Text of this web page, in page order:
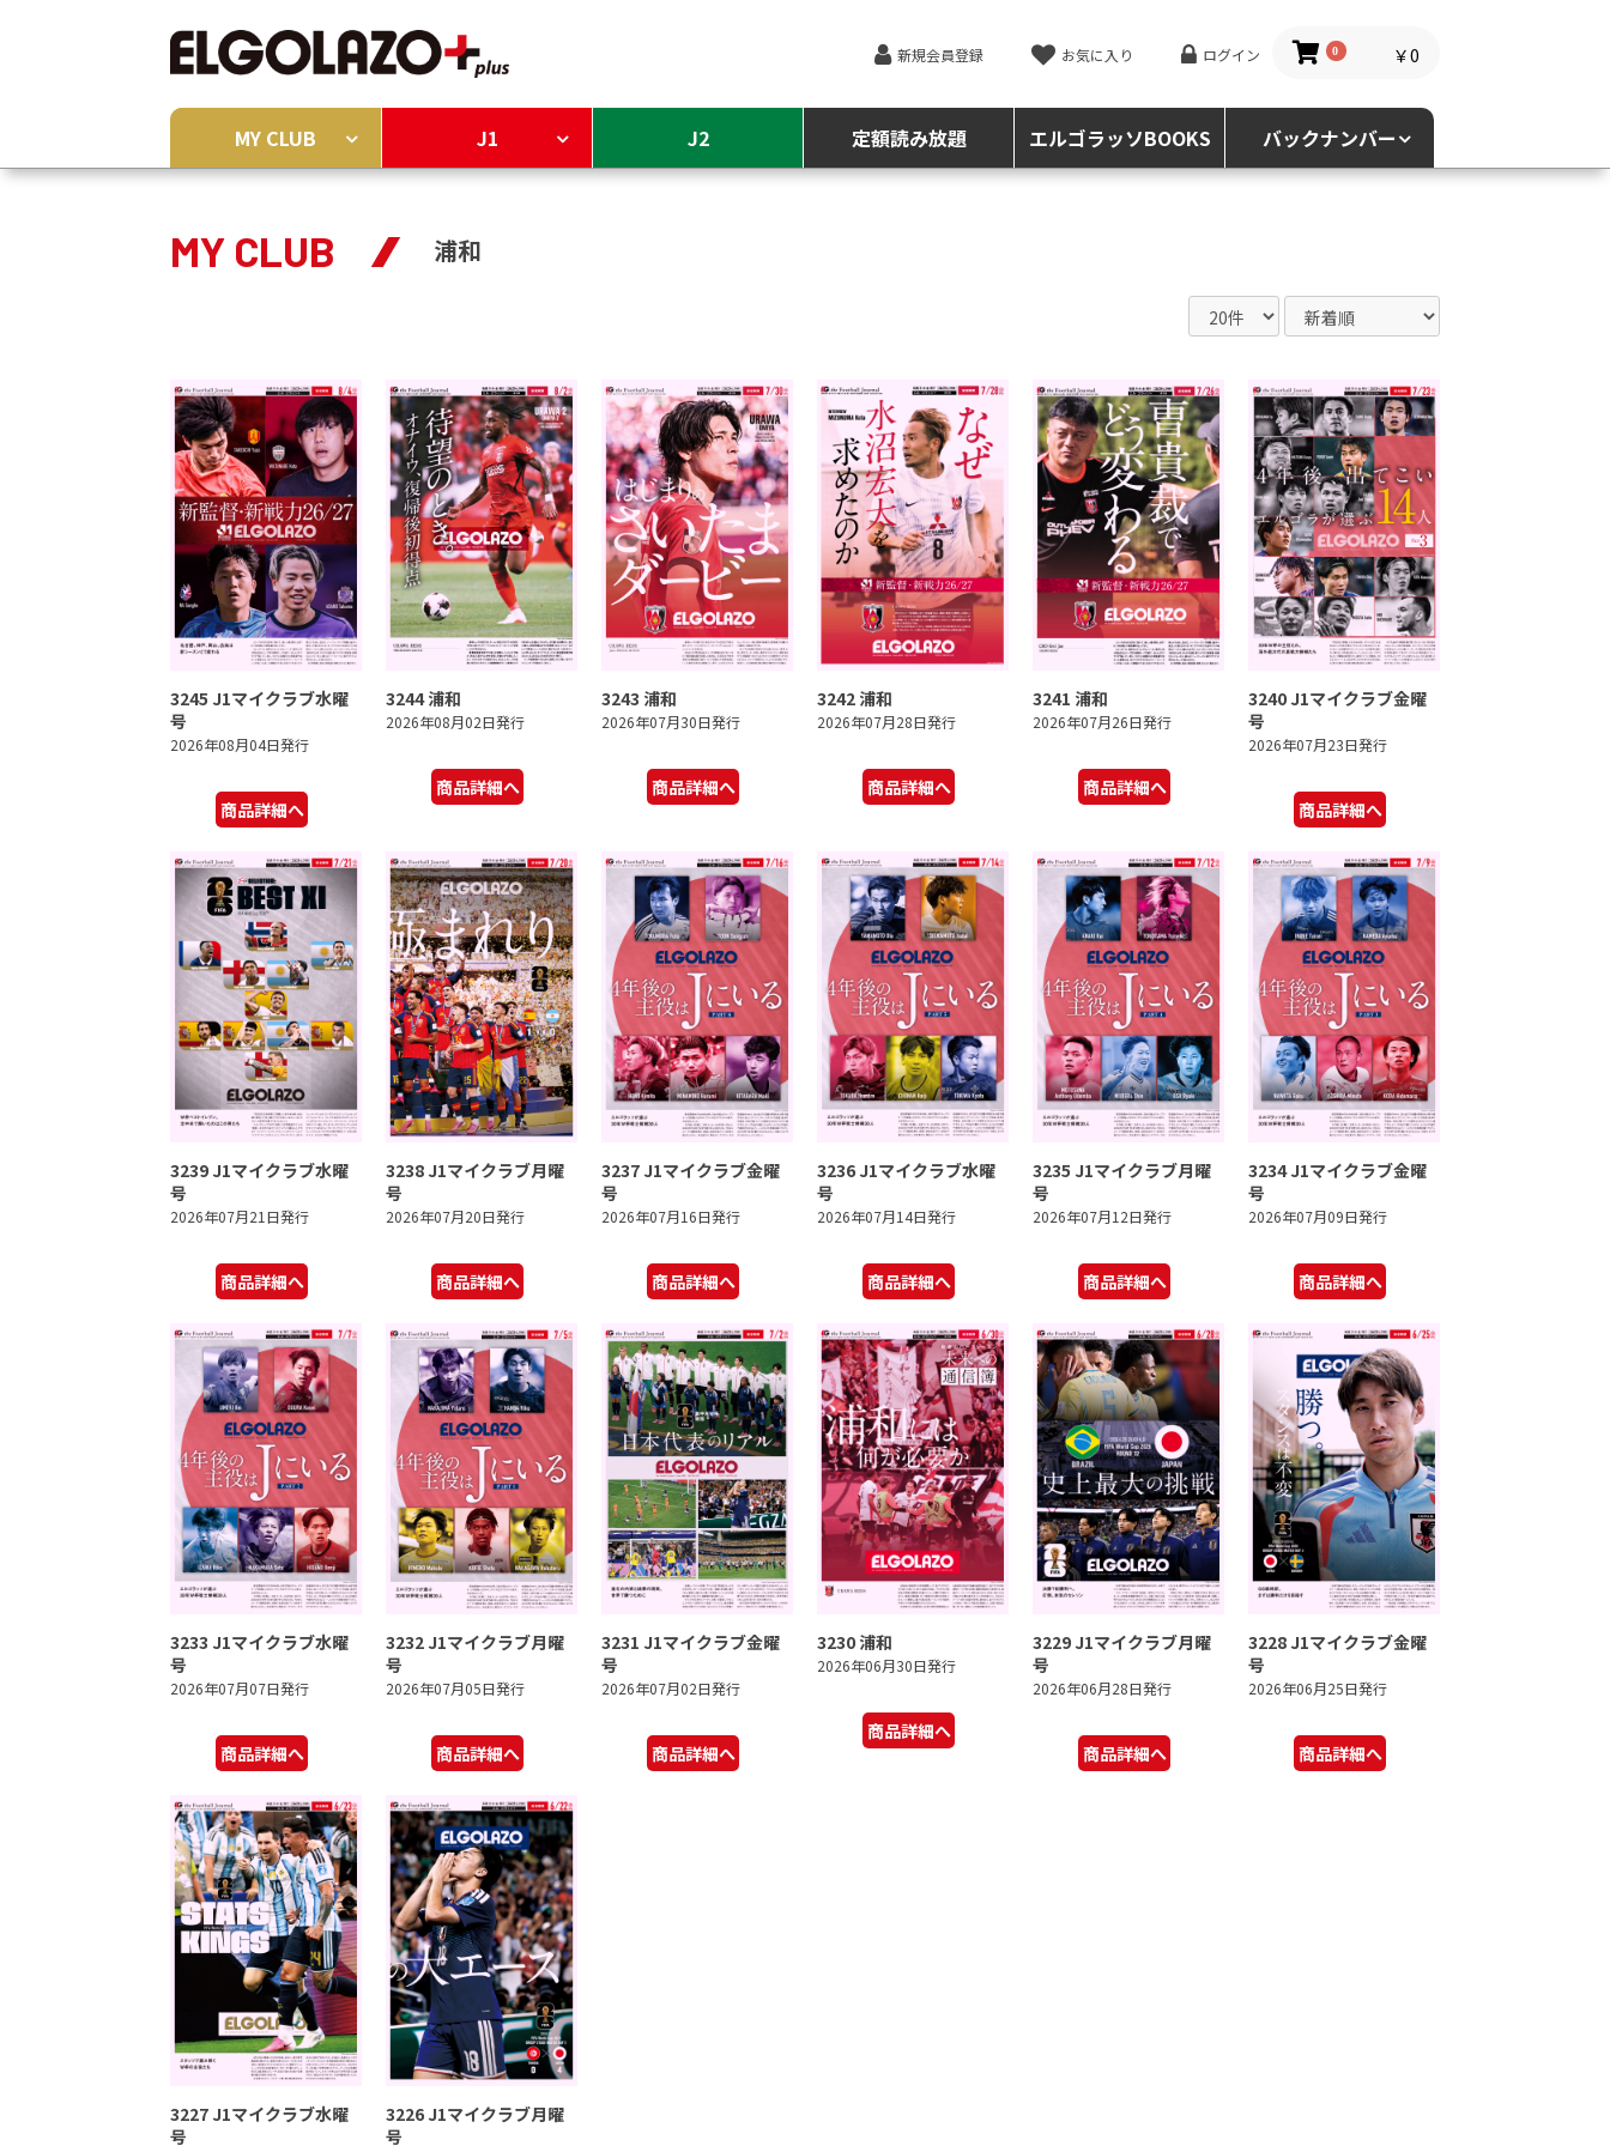
新規会員登録 お気に入り ログイン 0 ￥0
MY CLUB J1 J2 定額読み放題 エルゴラッソBOOKS バックナンバー
MY CLUB 浦和
3245 J1マイクラブ水曜
号
2026年08月04日発行
商品詳細へ
3244 浦和
2026年08月02日発行
商品詳細へ
3243 浦和
2026年07月30日発行
商品詳細へ
3242 浦和
2026年07月28日発行
商品詳細へ
3241 浦和
2026年07月26日発行
商品詳細へ
3240 J1マイクラブ金曜
号
2026年07月23日発行
商品詳細へ
3239 J1マイクラブ水曜
号
2026年07月21日発行
商品詳細へ
3238 J1マイクラブ月曜
号
2026年07月20日発行
商品詳細へ
3237 J1マイクラブ金曜
号
2026年07月16日発行
商品詳細へ
3236 J1マイクラブ水曜
号
2026年07月14日発行
商品詳細へ
3235 J1マイクラブ月曜
号
2026年07月12日発行
商品詳細へ
3234 J1マイクラブ金曜
号
2026年07月09日発行
商品詳細へ
3233 J1マイクラブ水曜
号
2026年07月07日発行
商品詳細へ
3232 J1マイクラブ月曜
号
2026年07月05日発行
商品詳細へ
3231 J1マイクラブ金曜
号
2026年07月02日発行
商品詳細へ
3230 浦和
2026年06月30日発行
商品詳細へ
3229 J1マイクラブ月曜
号
2026年06月28日発行
商品詳細へ
3228 J1マイクラブ金曜
号
2026年06月25日発行
商品詳細へ
3227 J1マイクラブ水曜
号
3226 J1マイクラブ月曜
号